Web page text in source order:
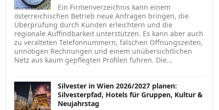
Ein Firmenverzeichnis kann einem
österreichischen Betrieb neue Anfragen bringen, die
Überprüfung durch Kunden erleichtern und die
regionale Auffindbarkeit unterstützen. Es kann aber auch
zu veralteten Telefonnummern, falschen Öffnungszeiten,
unnötigen Rechnungen und einem unübersichtlichen
Netz aus kaum gepflegten Profilen führen. Die...
Silvester in Wien 2026/2027 planen:
Silvesterpfad, Hotels für Gruppen, Kultur &
Neujahrstag